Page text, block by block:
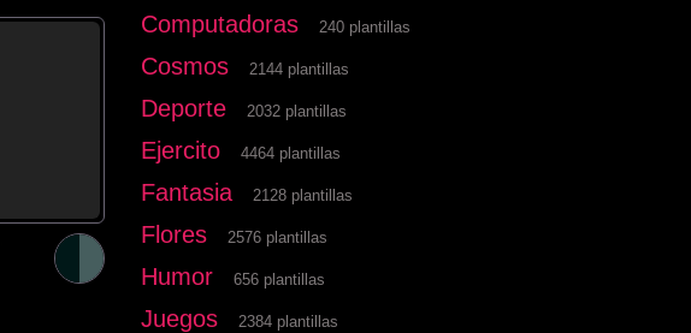
Computadoras 240 plantillas
Cosmos 2144 plantillas
Deporte 2032 plantillas
Ejercito 4464 plantillas
Fantasia 2128 plantillas
Flores 2576 plantillas
Humor 656 plantillas
Juegos 2384 plantillas